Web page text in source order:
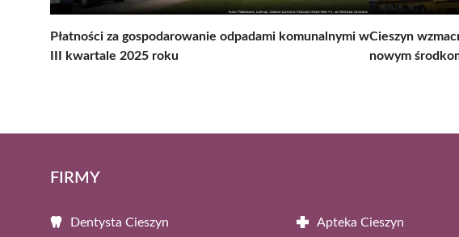
Płatności za gospodarowanie odpadami komunalnymi w
III kwartale 2025 roku
Cieszyn
nowym
FIRMY
Dentysta Cieszyn Apteka Cieszyn